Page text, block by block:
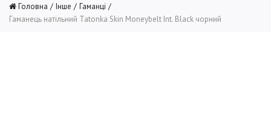
Головна Інше
Гаманці
Гаманець натільний Tatonka Skin Moneybelt Int. Black чорний